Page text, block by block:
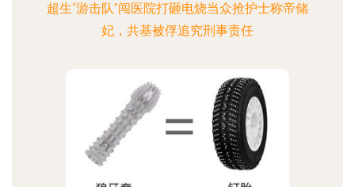
超生“游击队”闯医院打砸电烧当众抢护士称帝储
妃，共基被俘追究刑事责任